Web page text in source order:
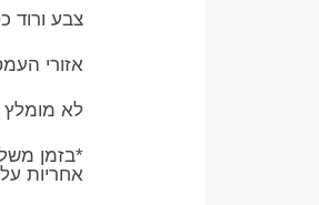
צבע ורוד
אזורי
לא מומלץ
*בזמן
אחריות